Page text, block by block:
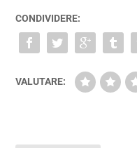
CONDIVIDERE:
VALUTARE: